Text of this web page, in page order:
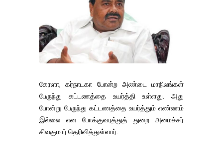
கேரளா, கர்நாடகா போன்ற அண்டை மாநிலங்கள்
பேருந்து கட்டணத்தை உயர்த்தி உள்ளது. அது
போன்று பேருந்து கட்டணத்தை உயர்த்தும் எண்ணம்
இல்லை என போக்குவரத்துத் துறை அமைச்சர்
சிவகுமார் தெரிவித்துள்ளார்.